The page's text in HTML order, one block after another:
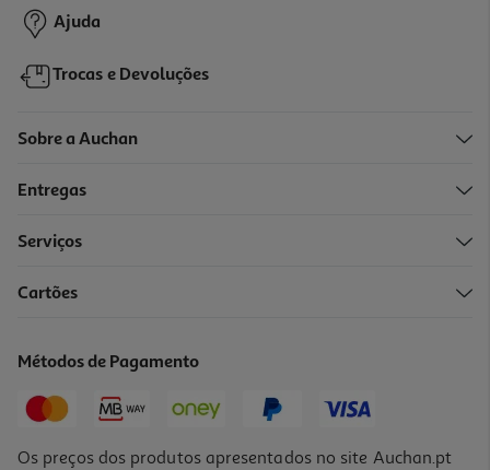
Ajuda
Trocas e Devoluções
Sobre a Auchan
Entregas
Serviços
Cartões
Métodos de Pagamento
Os preços dos produtos apresentados no site Auchan.pt